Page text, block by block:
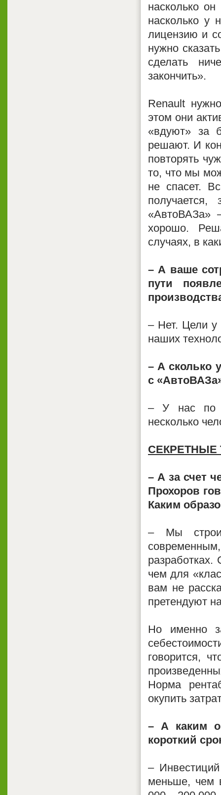
насколько
насколько у
лицензию и
нужно
сделать
закончить».
Renault
этом они
«вдуют» за
решают. И
повторять
то, что мы
не спасет.
«АвтоВАЗа»
хорошо.
случаях, в
– А ваше
пути
– Нет. Цели у
наших
– А сколько
с
– У нас по
несколько
СЕКРЕТНЫЕ
– А за счет
Прохоров
Каким
– Мы
разработках.
чем для
вам не
претендуют
Но именно
говорится,
Норма
окупить
– А каким
короткий
–
меньше, чем